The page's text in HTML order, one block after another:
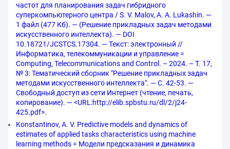
частот для планирования задач гибридного
суперкомпьютерного центра / S. V. Malov, A. A. Lukashin. —
1 файл (477 Кб). — (Решение прикладных задач методами
искусственного интеллекта). — DOI
10.18721/JCSTCS.17304. — Текст: электронный //
Информатика, телекоммуникации и управление =
Computing, Telecommunications and Control. – 2024. – Т. 17,
№ 3: Тематический сборник "Решение прикладных задач
методами искусственного интеллекта". — С. 42-53. —
Свободный доступ из сети Интернет (чтение, печать,
копирование). — <URL:http://elib.spbstu.ru/dl/2/j24-
425.pdf>.
Konstantinov, A. V. Predictive models and dynamics of
estimates of applied tasks characteristics using machine
learning methods = Модели предсказания и динамика